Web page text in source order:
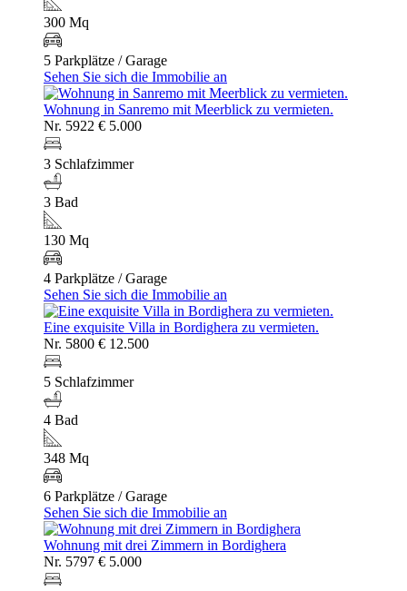
300 Mq
5 Parkplätze / Garage
Sehen Sie sich die Immobilie an
Wohnung in Sanremo mit Meerblick zu vermieten.
Nr. 5922 € 5.000
3 Schlafzimmer
3 Bad
130 Mq
4 Parkplätze / Garage
Sehen Sie sich die Immobilie an
Eine exquisite Villa in Bordighera zu vermieten.
Nr. 5800 € 12.500
5 Schlafzimmer
4 Bad
348 Mq
6 Parkplätze / Garage
Sehen Sie sich die Immobilie an
Wohnung mit drei Zimmern in Bordighera
Nr. 5797 € 5.000